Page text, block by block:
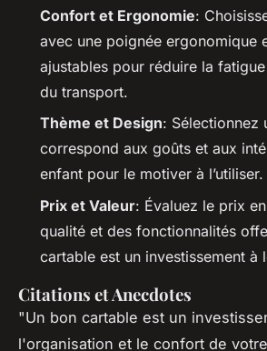
Confort et Ergonomie:
avec une poignée ergonomique
ajustables pour réduire la
du transport.
Thème et Design: Sélectionnez
correspond aux goûts et aux
enfant pour le motiver à l’utiliser.
Prix et Valeur: Évaluez le prix
qualité et des fonctionnalités
cartable est un investissement à
Citations et Anecdotes
"Un bon cartable est un
l'organisation et le confort de